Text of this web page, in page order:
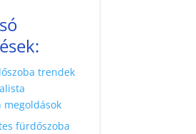
trendek
megoldások
fürdőszoba